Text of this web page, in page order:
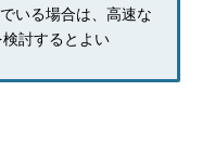
いる場合は、高速な
討するとよい